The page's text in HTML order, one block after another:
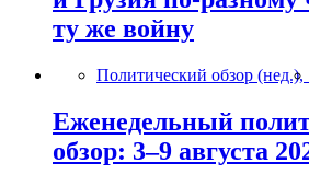
ту же войну
Политический обзор (нед.),
Еженедельный
обзор: 3–9 августа